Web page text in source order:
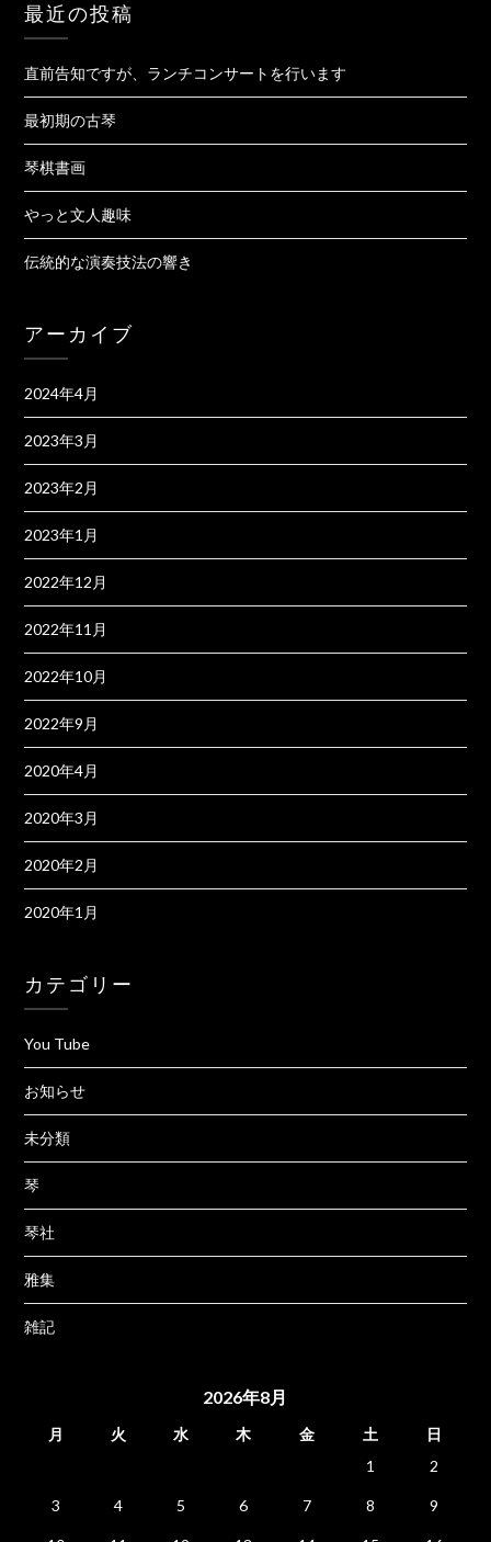
最近の投稿
直前告知ですが、ランチコンサートを行います
最初期の古琴
琴棋書画
やっと文人趣味
伝統的な演奏技法の響き
アーカイブ
2024年4月
2023年3月
2023年2月
2023年1月
2022年12月
2022年11月
2022年10月
2022年9月
2020年4月
2020年3月
2020年2月
2020年1月
カテゴリー
You Tube
お知らせ
未分類
琴
琴社
雅集
雑記
2026年8月
月 火 水 木 金 土
日
1
2
3 4 5 6 7 8 9